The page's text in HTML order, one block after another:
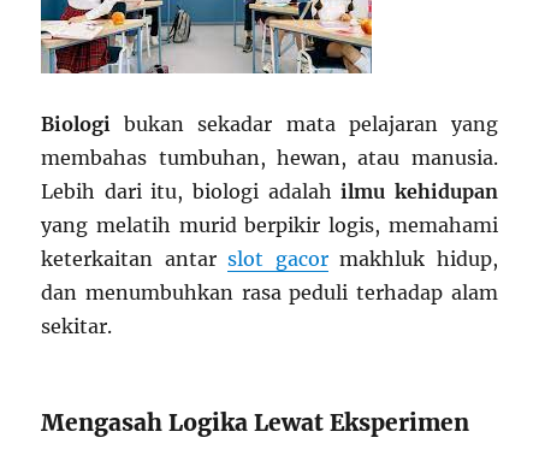
Biologi bukan sekadar mata pelajaran yang
membahas tumbuhan, hewan, atau manusia.
Lebih dari itu, biologi adalahilmu kehidupan
yang melatih murid berpikir logis, memahami
keterkaitan antarslot gacormakhluk hidup,
dan menumbuhkan rasa peduli terhadap alam
sekitar.
Mengasah Logika Lewat Eksperimen